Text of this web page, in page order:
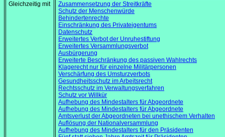
Gleichzeitig mit
Zusammensetzung der Streitkräfte
Schutz der Menschenwürde
Behindertenrechte
Einschränkung des Privateigentums
Datenschutz
Erweitertes Verbot der Unruhestiftung
Erweitertes Versammlungsverbot
Ausbürgerung
Erweiterte Beschränkung des passiven Wahlrechts
Klagerecht nur für einzelne Militärpersonen
Verschärfung des Umsturzverbots
Gesundheitsschutz im Arbeitsrecht
Rechtsschutz im Verwaltungsverfahren
Schutz vor Willkür
Aufhebung des Mindestalters für Abgeordnete
Aufhebung des Mindestalters für Abgeordnete
Amtsverlust der Abgeordneten bei unethischem Verhalten
Auflösung der Nationalversammlung
Aufhebung des Mindestalters für den Präsidenten